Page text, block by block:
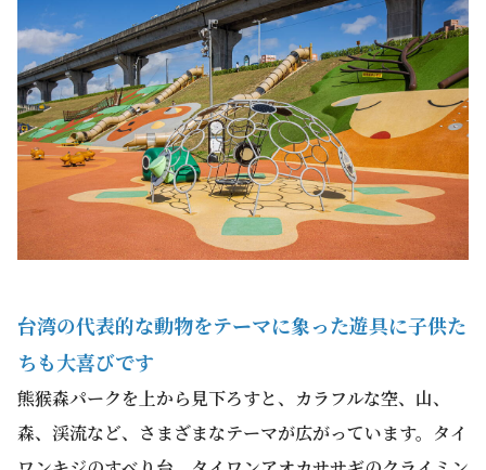
台湾の代表的な動物をテーマに象った遊具に子供た
ちも大喜びです
熊猴森パークを上から見下ろすと、カラフルな空、山、
森、渓流など、さまざまなテーマが広がっています。タイ